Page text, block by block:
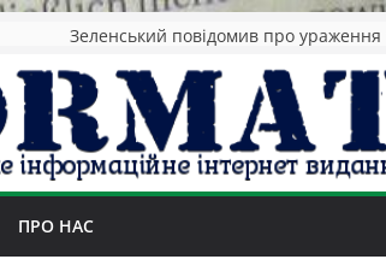
ПРО НАС